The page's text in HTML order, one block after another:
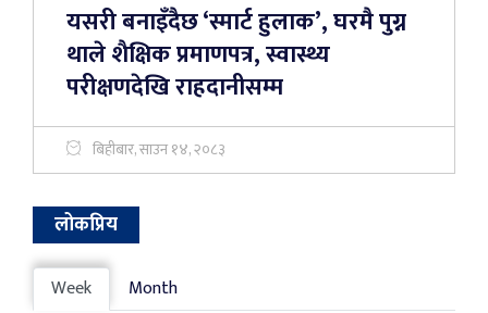
यसरी बनाइँदैछ ‘स्मार्ट हुलाक’, घरमै पुग्न
थाले शैक्षिक प्रमाणपत्र, स्वास्थ्य
परीक्षणदेखि राहदानीसम्म
बिहीबार, साउन १४, २०८३
लोकप्रिय
Week Month